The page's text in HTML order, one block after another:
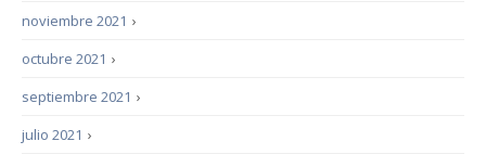
›
noviembre 2021
›
octubre 2021
›
septiembre 2021
›
julio 2021